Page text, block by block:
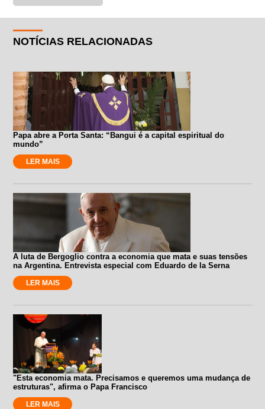
NOTÍCIAS RELACIONADAS
Papa abre a Porta Santa: “Bangui é a capital espiritual do
mundo”
LER MAIS
A luta de Bergoglio contra a economia que mata e suas tensões
na Argentina. Entrevista especial com Eduardo de la Serna
LER MAIS
"Esta economia mata. Precisamos e queremos uma mudança de
estruturas", afirma o Papa Francisco
LER MAIS